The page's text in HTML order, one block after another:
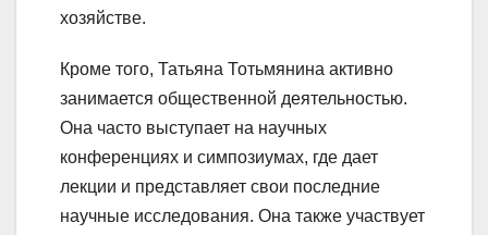
хозяйстве.
Кроме того, Татьяна Тотьмянина активно
занимается общественной деятельностью.
Она часто выступает на научных
конференциях и симпозиумах, где дает
лекции и представляет свои последние
научные исследования. Она также участвует